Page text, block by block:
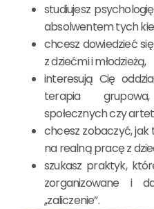
studiujesz
absolwentem tych
chcesz dowiedzieć
z dziećmi i młodzieżą,
interesują Cię
terapia
społecznych czy
chcesz zobaczyć, jak
na realną pracę z
szukasz praktyk,
zorganizowane i
,,zaliczenie”.